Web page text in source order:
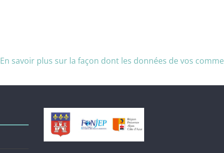
En savoir plus sur la façon dont les données de vos